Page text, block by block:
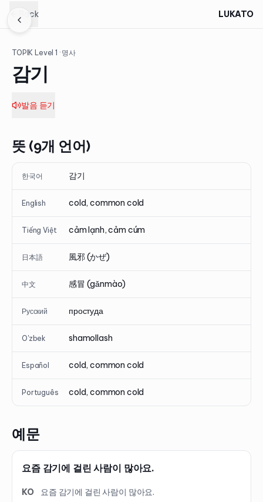
Back LUKATO
TOPIK Level1 · 명사
감기
발음 듣기
뜻 (9개 언어)
한국어 감기
English cold, common cold
Tiếng Việt cảm lạnh, cảm cúm
日本語 風邪 (かぜ)
中文 感冒 (gǎnmào)
Русский простуда
O'zbek shamollash
Español cold, common cold
Português cold, common cold
예문
요즘 감기에 걸린 사람이 많아요.
KO
요즘 감기에 걸린 사람이 많아요.